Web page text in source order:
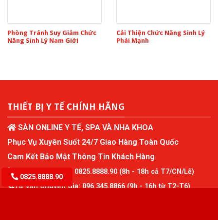
Phòng Tránh Suy Giảm Chức
Năng Sinh Lý Nam Giới
Cải Thiện Chức Năng Sinh Lý
Phái Mạnh
THIẾT BỊ Y TẾ CHÍNH HÃNG
SÀN ONLINE Y TẾ, SPA VÀ NHA KHOA
Phục Vụ Xuyên Suốt 24/7 Giao Hàng Toàn Quốc
Cam Kết Bảo Mật Thông Tin Khách Hàng
0825.8888.90 (8h - 18h cả T7/CN/Lễ)
Tư Vấn Chuyên Gia:096.345.8866(9h - 16h từ T2-T6)
0825.8888.90